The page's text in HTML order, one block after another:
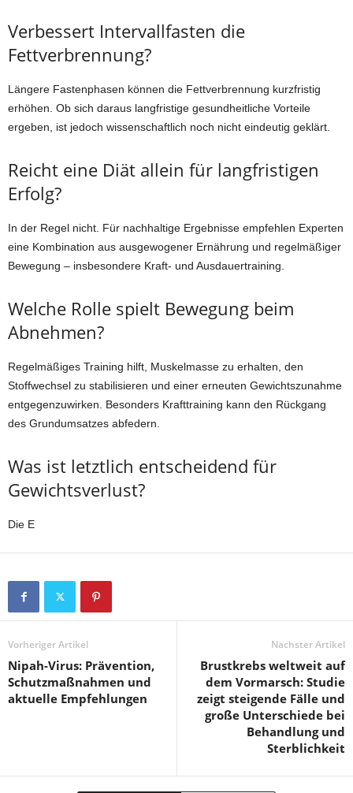
Verbessert Intervallfasten die
Fettverbrennung?
Längere Fastenphasen können die Fettverbrennung kurzfristig
erhöhen. Ob sich daraus langfristige gesundheitliche Vorteile
ergeben, ist jedoch wissenschaftlich noch nicht eindeutig geklärt.
Reicht eine Diät allein für langfristigen
Erfolg?
In der Regel nicht. Für nachhaltige Ergebnisse empfehlen Experten
eine Kombination aus ausgewogener Ernährung und regelmäßiger
Bewegung – insbesondere Kraft- und Ausdauertraining.
Welche Rolle spielt Bewegung beim
Abnehmen?
Regelmäßiges Training hilft, Muskelmasse zu erhalten, den
Stoffwechsel zu stabilisieren und einer erneuten Gewichtszunahme
entgegenzuwirken. Besonders Krafttraining kann den Rückgang
des Grundumsatzes abfedern.
Was ist letztlich entscheidend für
Gewichtsverlust?
Die E
Vorheriger Artikel
Nipah-Virus: Prävention,
Schutzmaßnahmen und
aktuelle Empfehlungen
Nächster Artikel
Brustkrebs weltweit auf
dem Vormarsch: Studie
zeigt steigende Fälle und
große Unterschiede bei
Behandlung und
Sterblichkeit